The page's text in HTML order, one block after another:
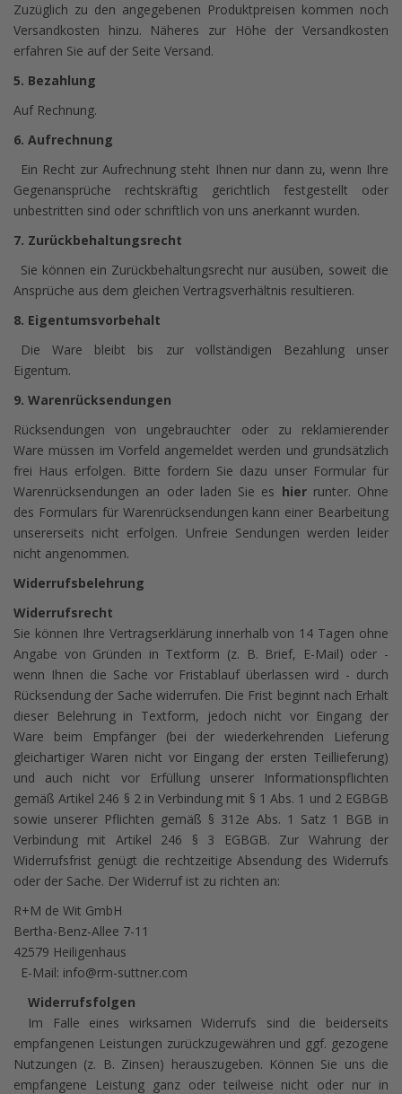
Zuzüglich zu den angegebenen Produktpreisen kommen noch
Versandkosten hinzu. Näheres zur Höhe der Versandkosten
erfahren Sie auf der Seite Versand.
5. Bezahlung
Auf Rechnung.
6. Aufrechnung
Ein Recht zur Aufrechnung steht Ihnen nur dann zu, wenn Ihre
Gegenansprüche rechtskräftig gerichtlich festgestellt oder
unbestritten sind oder schriftlich von uns anerkannt wurden.
7. Zurückbehaltungsrecht
Sie können ein Zurückbehaltungsrecht nur ausüben, soweit die
Ansprüche aus dem gleichen Vertragsverhältnis resultieren.
8. Eigentumsvorbehalt
Die Ware bleibt bis zur vollständigen Bezahlung unser
Eigentum.
9. Warenrücksendungen
Rücksendungen von ungebrauchter oder zu reklamierender
Ware müssen im Vorfeld angemeldet werden und grundsätzlich
frei Haus erfolgen. Bitte fordern Sie dazu unser Formular für
Warenrücksendungen an oder laden Sie es hierrunter. Ohne
des Formulars für Warenrücksendungen kann einer Bearbeitung
unsererseits nicht erfolgen. Unfreie Sendungen werden leider
nicht angenommen.
Widerrufsbelehrung
Widerrufsrecht
Sie können Ihre Vertragserklärung innerhalb von 14 Tagen ohne
Angabe von Gründen in Textform (z. B. Brief, E-Mail) oder -
wenn Ihnen die Sache vor Fristablauf überlassen wird - durch
Rücksendung der Sache widerrufen. Die Frist beginnt nach Erhalt
dieser Belehrung in Textform, jedoch nicht vor Eingang der
Ware beim Empfänger (bei der wiederkehrenden Lieferung
gleichartiger Waren nicht vor Eingang der ersten Teillieferung)
und auch nicht vor Erfüllung unserer Informationspflichten
gemäß Artikel 246 § 2 in Verbindung mit § 1 Abs. 1 und 2 EGBGB
sowie unserer Pflichten gemäß § 312e Abs. 1 Satz 1 BGB in
Verbindung mit Artikel 246 § 3 EGBGB. Zur Wahrung der
Widerrufsfrist genügt die rechtzeitige Absendung des Widerrufs
oder der Sache. Der Widerruf ist zu richten an:
R+M de Wit GmbH
Bertha-Benz-Allee 7-11
42579 Heiligenhaus
E-Mail: info@rm-suttner.com
Widerrufsfolgen
Im Falle eines wirksamen Widerrufs sind die beiderseits
empfangenen Leistungen zurückzugewähren und ggf. gezogene
Nutzungen (z. B. Zinsen) herauszugeben. Können Sie uns die
empfangene Leistung ganz oder teilweise nicht oder nur in